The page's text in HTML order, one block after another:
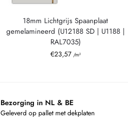
18mm Lichtgrijs Spaanplaat
gemelamineerd (U12188 SD | U1188 |
RAL7035)
€23,57 /m²
Bezorging in NL & BE
Geleverd op pallet met dekplaten